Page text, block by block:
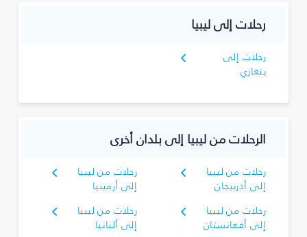
رحلات إلى ليبيا
رحلات إلى
بنغازي
الرحلات من ليبيا إلى بلدان أخرى
رحلات من ليبيا
إلى أذربيجان
رحلات من ليبيا
إلى أرمينيا
رحلات من ليبيا
إلى أفغانستان
رحلات من ليبيا
إلى ألبانيا